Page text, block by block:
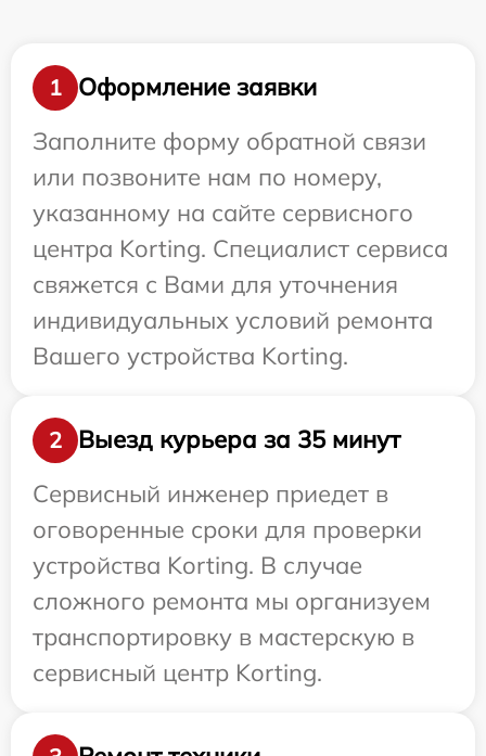
1
Оформление заявки
Заполните форму обратной связи
или позвоните нам по номеру,
указанному на сайте сервисного
центра Korting. Специалист сервиса
свяжется с Вами для уточнения
индивидуальных условий ремонта
Вашего устройства Korting.
2
Выезд курьера за 35 минут
Сервисный инженер приедет в
оговоренные сроки для проверки
устройства Korting. В случае
сложного ремонта мы организуем
транспортировку в мастерскую в
сервисный центр Korting.